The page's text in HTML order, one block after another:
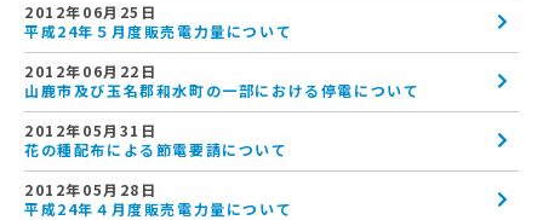
2012年06月25日
平成24年５月度販売電力量について
2012年06月22日
山鹿市及び玉名郡和水町の一部における停電について
2012年05月31日
花の種配布による節電要請について
2012年05月28日
平成24年４月度販売電力量について